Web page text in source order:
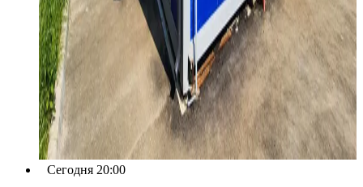
Сегодня 20:00